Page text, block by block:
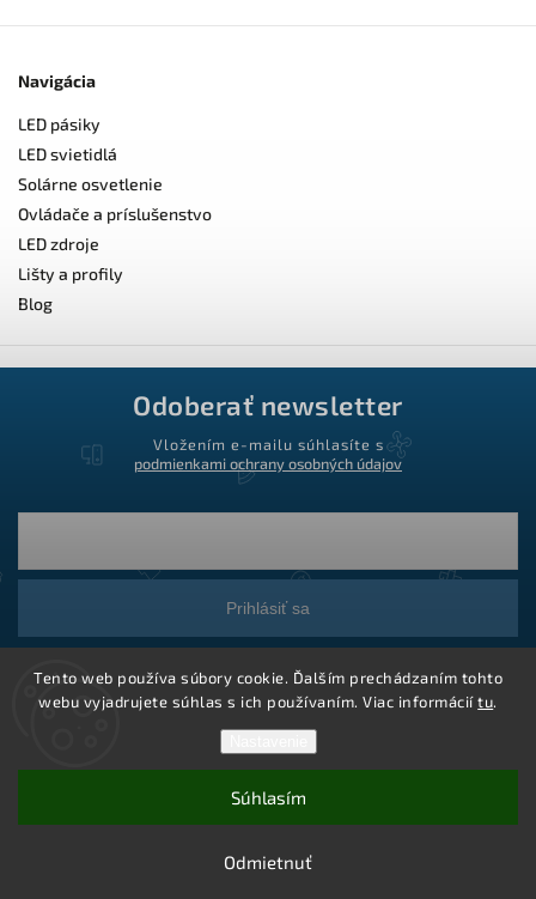
Tento web používa súbory cookie. Ďalším prechádzaním tohto
webu vyjadrujete súhlas s ich používaním. Viac informáciítu.
Odmietnuť
Súhlasím
Navigácia
LED pásiky
LED svietidlá
Solárne osvetlenie
Ovládače a príslušenstvo
LED zdroje
Lišty a profily
Blog
Odoberať newsletter
Vložením e-mailu súhlasíte s
podmienkami ochrany osobných údajov
Prihlásiť sa
Vytvoril Shoptet